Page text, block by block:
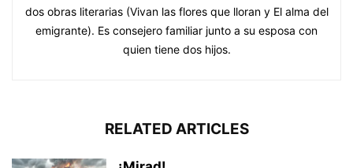
dos obras literarias (Vivan las flores que lloran y El alma del
emigrante). Es consejero familiar junto a su esposa con
quien tiene dos hijos.
RELATED ARTICLES